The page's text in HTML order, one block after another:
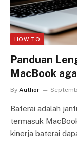
HOW TO
Panduan
MacBook
By Author
Baterai adalah
termasuk
kinerja baterai